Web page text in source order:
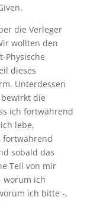
die Verleger
wollten den
Physische
dieses
Unterdessen
die
ich fortwährend
lebe,
fortwährend
sobald das
Teil von mir
worum ich
ich bitte -,